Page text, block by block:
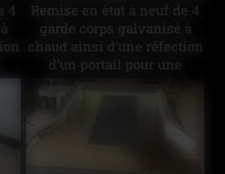
4
Remise en état à neuf de 4
garde corps galvanisé à
chaud ainsi d’une réfection
d’un portail pour une
collectivité